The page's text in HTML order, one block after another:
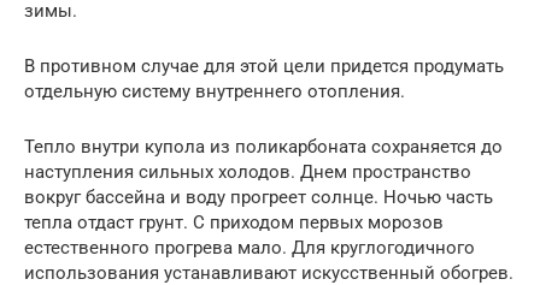
зимы.
В противном случае для этой цели придется продумать
отдельную систему внутреннего отопления.
Тепло внутри купола из поликарбоната сохраняется до
наступления сильных холодов. Днем пространство
вокруг бассейна и воду прогреет солнце. Ночью часть
тепла отдаст грунт. С приходом первых морозов
естественного прогрева мало. Для круглогодичного
использования устанавливают искусственный обогрев.